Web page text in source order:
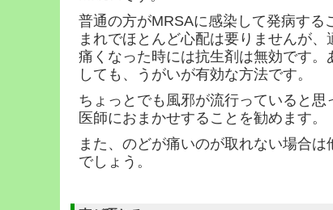
普通の方がMRSAに感染して発病する
まれでほとんど心配は要りませんが
痛くなった時には抗生剤は無効です
しても、うがいが有効な方法です。
ちょっとでも風邪が流行っていると
医師におまかせすることを勧めます。
また、のどが痛いのが取れない場合
でしょう。